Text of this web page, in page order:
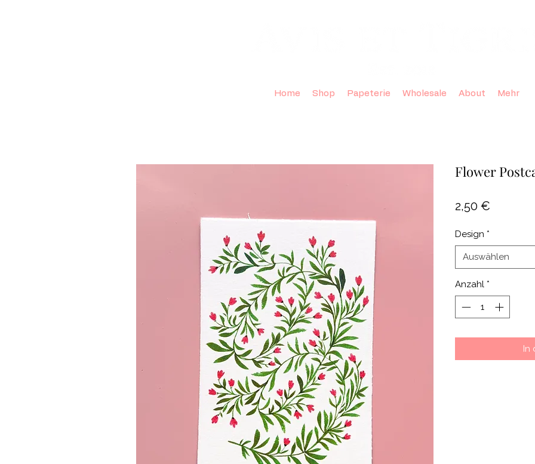
Home Shop Papeterie Wholesale About Mehr
Flower
2,50 €
Design *
Auswählen
Anzahl *
In